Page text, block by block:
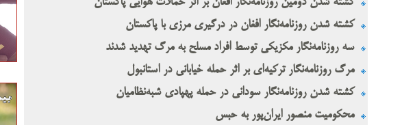
کشته شدن روزنامه‌نگار افغان در درگیری مرزی با پاکستان
سه روزنامه‌نگار مکزیکی توسط افراد مسلح به مرگ تهدید شدند
مرگ روزنامه‌نگار ترکیه‌ای بر اثر حمله خیابانی در استانبول
کشته شدن روزنامه‌نگار سودانی در حمله پهپادی شبه‌نظامیان
محکومیت منصور ایران‌پور به حبس